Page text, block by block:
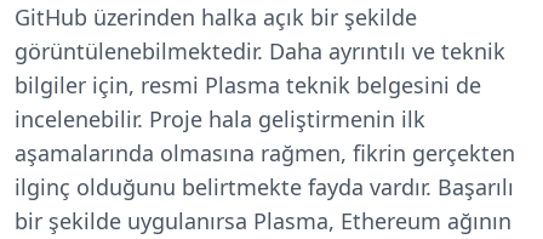
GitHub üzerinden halka açık bir şekilde
görüntülenebilmektedir. Daha ayrıntılı ve teknik
bilgiler için, resmi Plasma teknik belgesini de
incelenebilir. Proje hala geliştirmenin ilk
aşamalarında olmasına rağmen, fikrin gerçekten
ilginç olduğunu belirtmekte fayda vardır. Başarılı
bir şekilde uygulanırsa Plasma, Ethereum ağının